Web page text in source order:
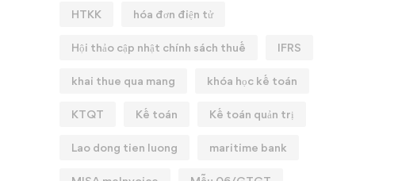
HTKK hóa đơn điện tử
Hội thảo cập nhật chính sách thuế IFRS
khai thue qua mang khóa học kế toán
KTQT Kế toán Kế toán quản trị
Lao dong tien luong maritime bank